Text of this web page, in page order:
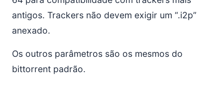
antigos. Trackers não devem exigir um “.i2p”
anexado.
Os outros parâmetros são os mesmos do
bittorrent padrão.